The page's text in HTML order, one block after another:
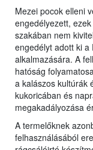
Mezei pocok elleni
engedélyezett,
szakában nem
engedélyt adott ki
alkalmazására. A
hatóság
a kalászos kultúrák
kukoricában és
megakadályozása
A termelőknek
felhasználásából